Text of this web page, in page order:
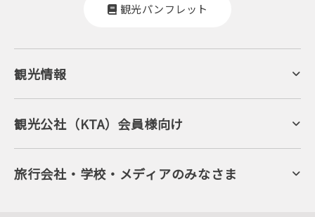
観光パンフレット
観光情報
京丹後について
ジオパークの絶景
キャンプ・グランピング
自然景観
旬の食
フルーツ
美術館・資料館
観光公社（KTA）会員様向け
KTA会員コミュニティ
会員向けサービス
KTAニュースレター
会員加入・会員情報（会員規程）
旅行会社・学校・メディアのみなさま
プレスリリース